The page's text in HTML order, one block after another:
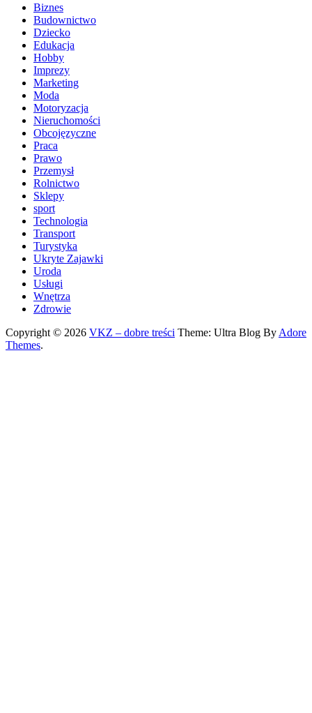
Biznes
Budownictwo
Dziecko
Edukacja
Hobby
Imprezy
Marketing
Moda
Motoryzacja
Nieruchomości
Obcojęzyczne
Praca
Prawo
Przemysł
Rolnictwo
Sklepy
sport
Technologia
Transport
Turystyka
Ukryte Zajawki
Uroda
Usługi
Wnętrza
Zdrowie
Copyright © 2026 VKZ – dobre treści Theme: Ultra Blog By Adore
Themes.